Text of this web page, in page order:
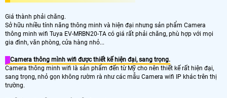
Giá thành phải chăng.
Sở hữu nhiều tính năng thông minh và hiện đại nhưng sản phẩm Camera
thông minh wifi Tuya EV-MRBN20-TA có giá rất phải chăng, phù hợp với mọi
gia đình, văn phòng, cửa hàng nhỏ...
Camera thông mình wifi được thiết kế hiện đại, sang trọng.
Camera thông minh wifi là sản phẩm đến từ Mỹ cho nên thiết kế rất hiện đại,
sang trọng, nhỏ gọn không rườm rà như các mẫu Camera wifi IP khác trên thị
trường.